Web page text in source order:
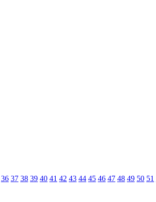
36 37 38 39 40 41 42 43 44 45 46 47 48 49 50 51